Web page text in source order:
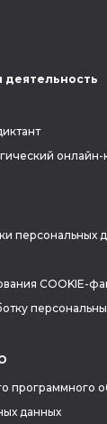
деятельность
онлайн-
персональных
COOKIE-
программного
данных